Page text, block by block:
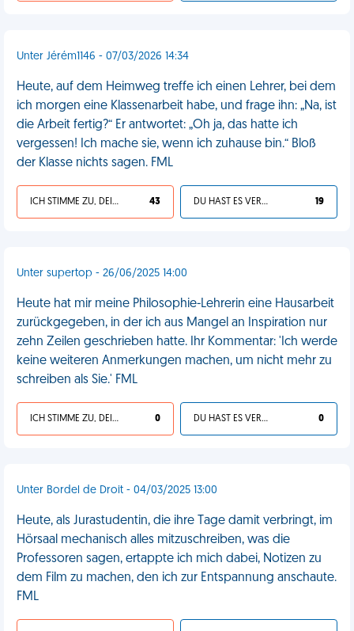
Unter Jérém1146 - 07/03/2026 14:34
Heute, auf dem Heimweg treffe ich einen Lehrer, bei dem
ich morgen eine Klassenarbeit habe, und frage ihn: „Na, ist
die Arbeit fertig?“ Er antwortet: „Oh ja, das hatte ich
vergessen! Ich mache sie, wenn ich zuhause bin.“ Bloß
der Klasse nichts sagen. FML
ICH STIMME ZU, DEIN LEBEN IST SCHEISSE 43 DU HAST ES VERDIENT 19
Unter supertop - 26/06/2025 14:00
Heute hat mir meine Philosophie-Lehrerin eine Hausarbeit
zurückgegeben, in der ich aus Mangel an Inspiration nur
zehn Zeilen geschrieben hatte. Ihr Kommentar: 'Ich werde
keine weiteren Anmerkungen machen, um nicht mehr zu
schreiben als Sie.' FML
ICH STIMME ZU, DEIN LEBEN IST SCHEISSE 0 DU HAST ES VERDIENT 0
Unter Bordel de Droit - 04/03/2025 13:00
Heute, als Jurastudentin, die ihre Tage damit verbringt, im
Hörsaal mechanisch alles mitzuschreiben, was die
Professoren sagen, ertappte ich mich dabei, Notizen zu
dem Film zu machen, den ich zur Entspannung anschaute.
FML